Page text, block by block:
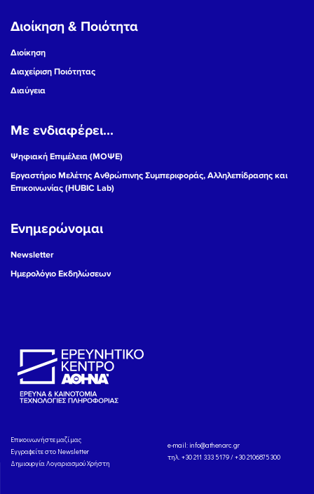
Διοίκηση & Ποιότητα
Διοίκηση
Διαχείριση Ποιότητας
Διαύγεια
Με ενδιαφέρει...
Ψηφιακή Επιμέλεια (ΜΟΨΕ)
Εργαστήριο Μελέτης Ανθρώπινης Συμπεριφοράς, Αλληλεπίδρασης και
Επικοινωνίας (HUBIC Lab)
Ενημερώνομαι
Newsletter
Ημερολόγιο Εκδηλώσεων
Eπικοινωνήστε μαζί μας
Εγγραφείτε στο Newsletter
Δημιουργία Λογαριασμού Χρήστη
e-mail: info@athenarc.gr
τηλ. +30 211 333 5179 / +30 2106875300